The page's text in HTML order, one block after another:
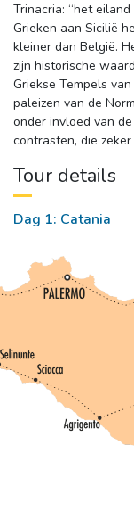
Trinacria: “het
Grieken aan Sicilië
kleiner dan België.
zijn historische
Griekse Tempels
paleizen van de
onder invloed van
contrasten, die
Tour details
Dag 1: Catania